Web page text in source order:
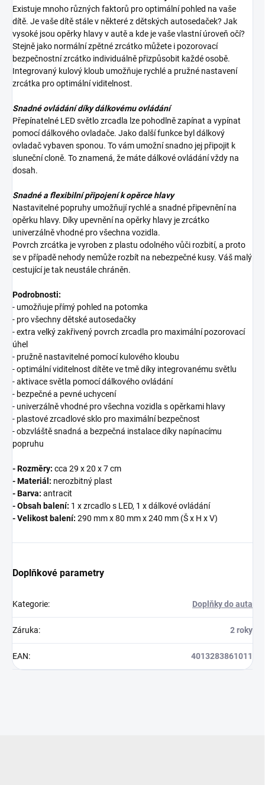
Existuje mnoho různých faktorů pro optimální pohled na vaše
dítě. Je vaše dítě stále v některé z dětských autosedaček? Jak
vysoké jsou opěrky hlavy v autě a kde je vaše vlastní úroveň očí?
Stejně jako normální zpětné zrcátko můžete i pozorovací
bezpečnostní zrcátko individuálně přizpůsobit každé osobě.
Integrovaný kulový kloub umožňuje rychlé a pružné nastavení
zrcátka pro optimální viditelnost.
Snadné ovládání díky dálkovému ovládání
Přepínatelné LED světlo zrcadla lze pohodlně zapínat a vypínat
pomocí dálkového ovladače. Jako další funkce byl dálkový
ovladač vybaven sponou. To vám umožní snadno jej připojit k
sluneční cloně. To znamená, že máte dálkové ovládání vždy na
dosah.
Snadné a flexibilní připojení k opěrce hlavy
Nastavitelné popruhy umožňují rychlé a snadné připevnění na
opěrku hlavy. Díky upevnění na opěrky hlavy je zrcátko
univerzálně vhodné pro všechna vozidla.
Povrch zrcátka je vyroben z plastu odolného vůči rozbití, a proto
se v případě nehody nemůže rozbít na nebezpečné kusy. Váš malý
cestující je tak neustále chráněn.
Podrobnosti:
- umožňuje přímý pohled na potomka
- pro všechny dětské autosedačky
- extra velký zakřivený povrch zrcadla pro maximální pozorovací
úhel
- pružně nastavitelné pomocí kulového kloubu
- optimální viditelnost dítěte ve tmě díky integrovanému světlu
- aktivace světla pomocí dálkového ovládání
- bezpečné a pevné uchycení
- univerzálně vhodné pro všechna vozidla s opěrkami hlavy
- plastové zrcadlové sklo pro maximální bezpečnost
- obzvláště snadná a bezpečná instalace díky napínacímu
popruhu
- Rozměry: cca 29 x 20 x 7 cm
- Materiál: nerozbitný plast
- Barva: antracit
- Obsah balení: 1 x zrcadlo s LED, 1 x dálkové ovládání
- Velikost balení: 290 mm x 80 mm x 240 mm (Š x H x V)
Doplňkové parametry
Kategorie: Doplňky do auta
Záruka: 2 roky
EAN: 4013283861011